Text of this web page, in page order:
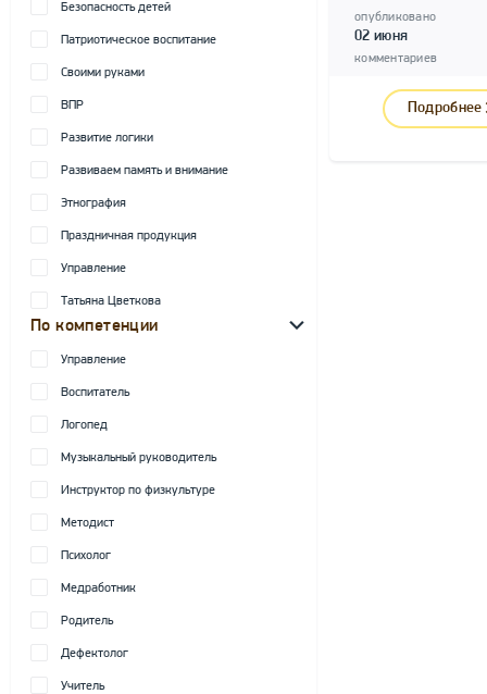
Безопасность детей
Патриотическое воспитание
Своими руками
ВПР
Развитие логики
Развиваем память и внимание
Этнография
Праздничная продукция
Управление
Татьяна Цветкова
По компетенции
Управление
Воспитатель
Логопед
Музыкальный руководитель
Инструктор по физкультуре
Методист
Психолог
Медработник
Родитель
Дефектолог
Учитель
опубликовано
02 июня
комментариев
Подробнее